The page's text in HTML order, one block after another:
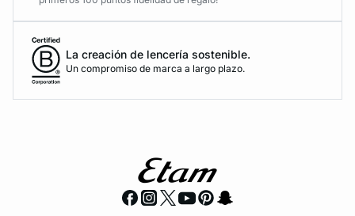
La creación de lencería sostenible.
Un compromiso de marca a largo plazo.